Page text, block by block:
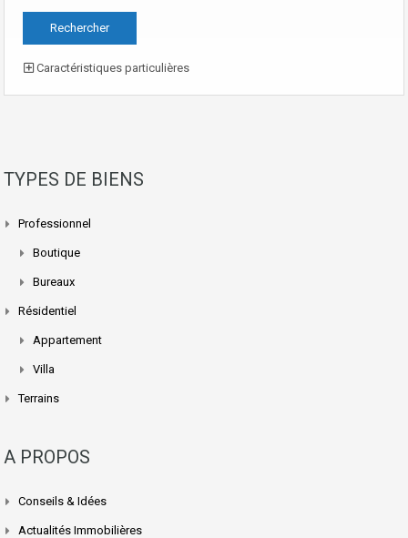
Caractéristiques particulières
TYPES DE BIENS
Professionnel
Boutique
Bureaux
Résidentiel
Appartement
Villa
Terrains
A PROPOS
Conseils & Idées
Actualités Immobilières